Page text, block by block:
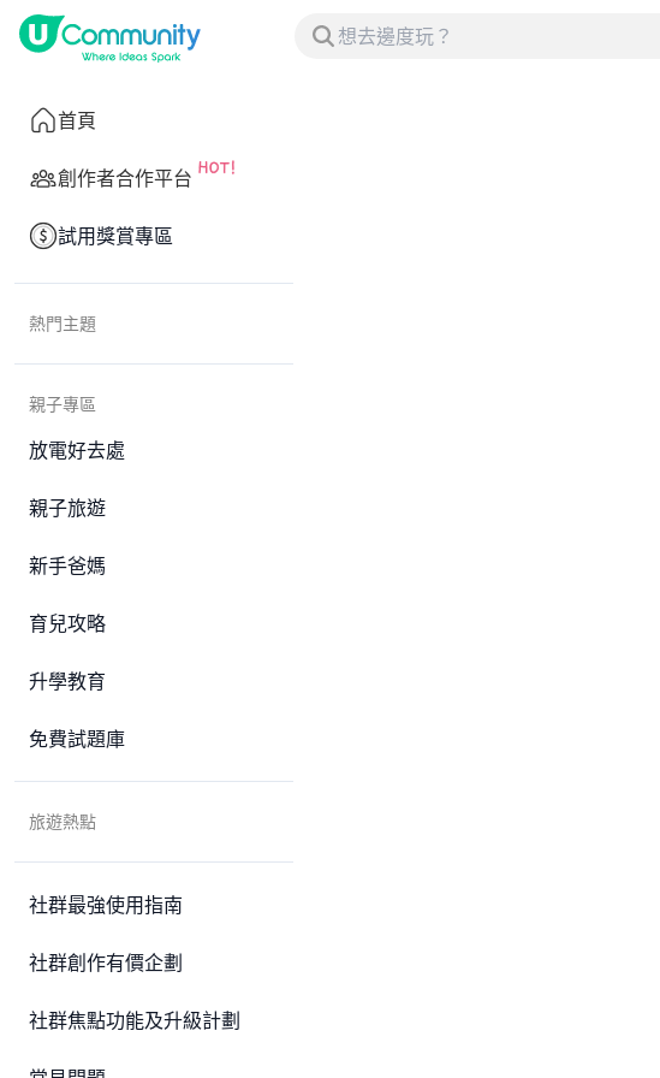
首頁
創作者合作平台
試用獎賞專區
熱門主題
親子專區
放電好去處
親子旅遊
新手爸媽
育兒攻略
升學教育
免費試題庫
旅遊熱點
社群最強使用指南
社群創作有價企劃
社群焦點功能及升級計劃